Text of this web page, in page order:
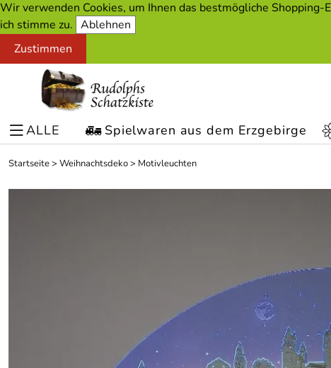
Wir verwenden Cookies, um Ihnen das bestmögliche
ich stimme zu. Ablehnen
Zustimmen
ALLE Spielwaren aus dem Erzgebirge
Startseite> Weihnachtsdeko> Motivleuchten